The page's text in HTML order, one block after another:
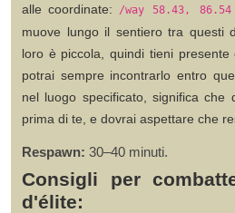
alle coordinate:
/way 58.43, 86.54
muove lungo il sentiero tra questi
loro è piccola, quindi tieni
potrai sempre incontrarlo entro
nel luogo specificato, significa che
prima di te, e dovrai aspettare che
Respawn: 30–40 minuti.
Consigli per
d'élite: